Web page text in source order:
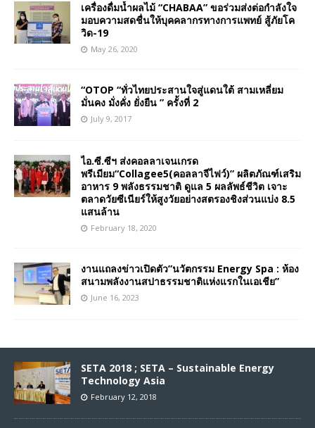
เครื่องดื่มน้ำผลไม้ “CHABAA” ขอร่วมส่งต่อกำลังใจ
มอบความสดชื่นให้บุคคลากรทางการแพทย์ สู้ภัยโค
วิด-19
May 26, 2020
“OTOP “ทั่วไทยประสานใจสู่แดนใต้ สามเหลี่ยม
มั่นคง มั่งคั่ง ยั่งยืน ” ครั้งที่ 2
July 9, 2017
ไอ.ซี.ซีฯ ส่งคอลลาเจนเกรด
พรีเมียม“Collagee5(คอลลาจีไฟว์)” ผลิตภัณฑ์เสริม
อาหาร 9 พลังธรรมชาติ ดูแล 5 ผลลัพธ์ชีวิต เจาะ
ตลาดวัยซีเนียร์ให้สูงวัยอย่างสตรองชิงส่วนแบ่ง 8.5
แสนล้าน
February 18, 2020
งานแถลงข่าวเปิดตัว”นวัตกรรม Energy Spa : ห้อง
สนามพลังงานสปาธรรมชาติแห่งแรกในเอเชีย”
June 16, 2023
SETA 2018 ; SETA – Sustainable Energy
Technology Asia
February 12, 2018